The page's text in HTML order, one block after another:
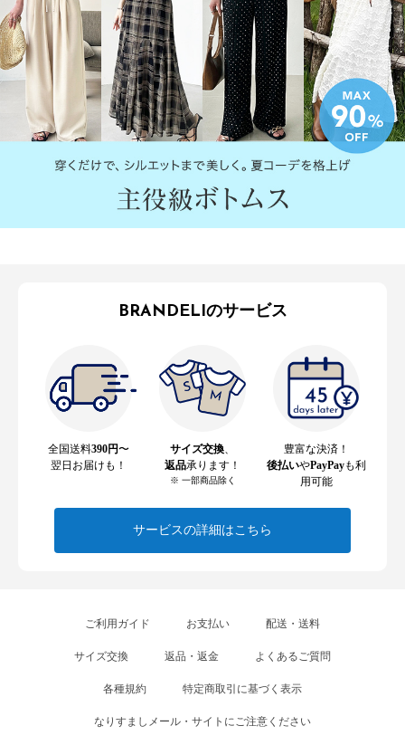
BRANDELIのサービス
全国送料390円〜
翌日お届けも！
サイズ交換
返品承ります！
※ 一部商品除く
豊富な決済！
後払いやPayPayも利
用可能
サービスの詳細はこちら
ご利用ガイド お支払い 配送・送料
サイズ交換 返品・返金 よくあるご質問
各種規約 特定商取引に基づく表示
なりすましメール・サイトにご注意ください